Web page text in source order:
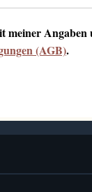
meiner Angaben
(AGB).